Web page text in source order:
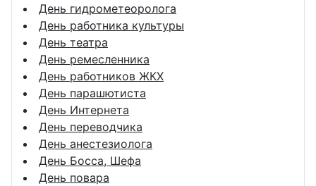
День гидрометеоролога
День работника культуры
День театра
День ремесленника
День работников ЖКХ
День парашютиста
День Интернета
День переводчика
День анестезиолога
День Босса, Шефа
День повара